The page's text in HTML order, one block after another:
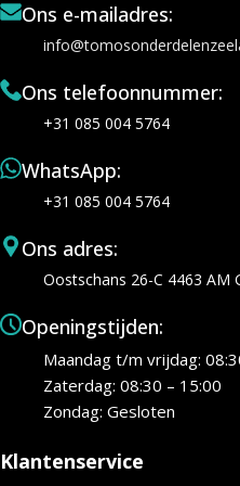
Ons e-mailadres:
Ons telefoonnummer:
+31 085 004 5764
WhatsApp:
+31 085 004 5764
Ons adres:
Oostschans 26-C 4463 AM
Openingstijden:
Maandag t/m vrijdag:
Zaterdag: 08:30 – 15:00
Zondag: Gesloten
Klantenservice